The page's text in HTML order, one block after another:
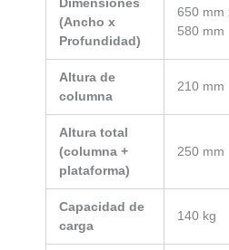
(Ancho x
Profundidad)
650 mm
580 mm
Altura de
columna
210 mm
Altura total
(columna +
plataforma)
250 mm
Capacidad de
carga
140 kg